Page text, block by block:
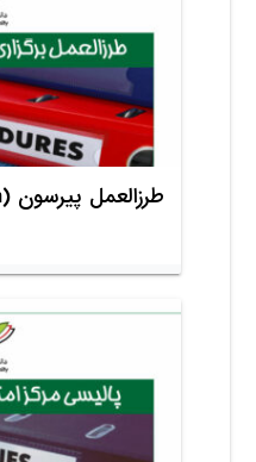
طرز‌العمل پیرسون (Pearson)